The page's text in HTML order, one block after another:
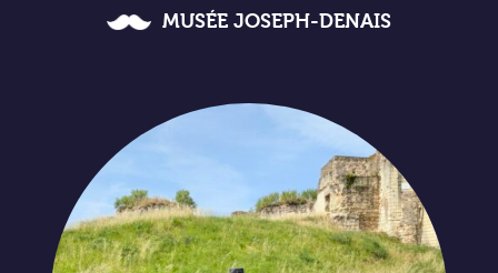
MUSÉE JOSEPH-DENAIS